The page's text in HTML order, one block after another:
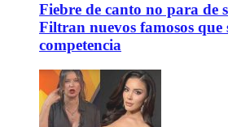
Fiebre de canto no para de
Filtran nuevos famosos que
competencia